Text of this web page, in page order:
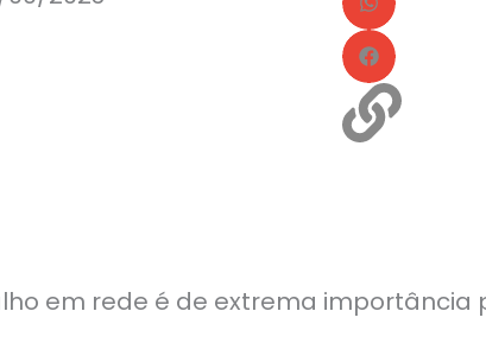
em rede é de extrema importância